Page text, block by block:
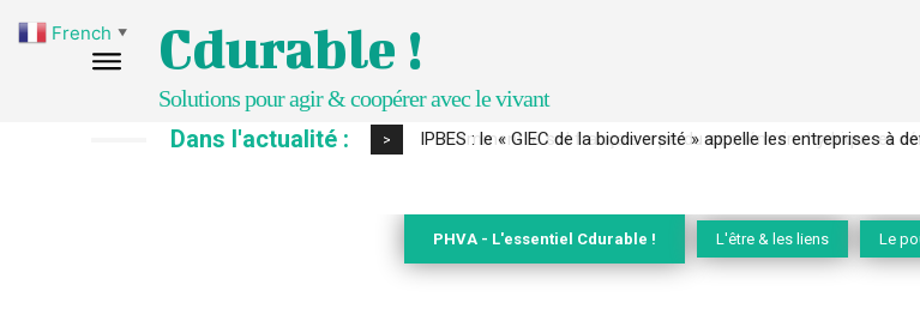
Cdurable !
Solutions pour agir & coopérer avec le vivant
Dans l'actualité : > Comment le sol français a perdu sa mémoire hydrique et
PHVA - L'essentiel Cdurable ! L'être & les liens Le
French ▼